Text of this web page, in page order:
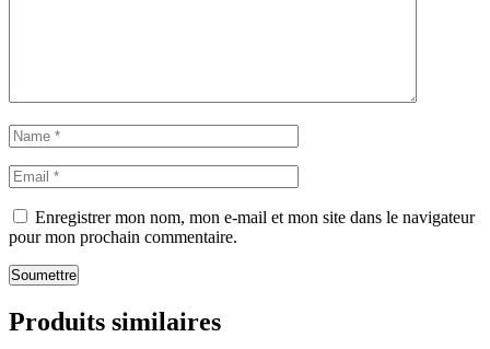
Enregistrer mon nom, mon e-mail et mon site dans le navigateur
pour mon prochain commentaire.
Soumettre
Produits similaires